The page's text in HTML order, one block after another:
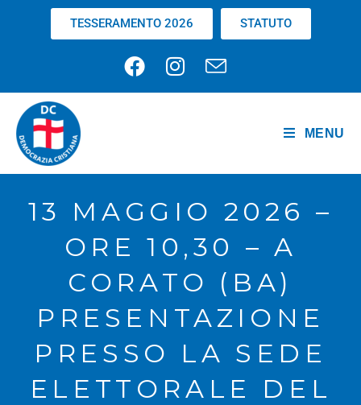
TESSERAMENTO 2026 STATUTO
MENU
13 MAGGIO 2026 –
ORE 10,30 – A
CORATO (BA)
PRESENTAZIONE
PRESSO LA SEDE
ELETTORALE DEL